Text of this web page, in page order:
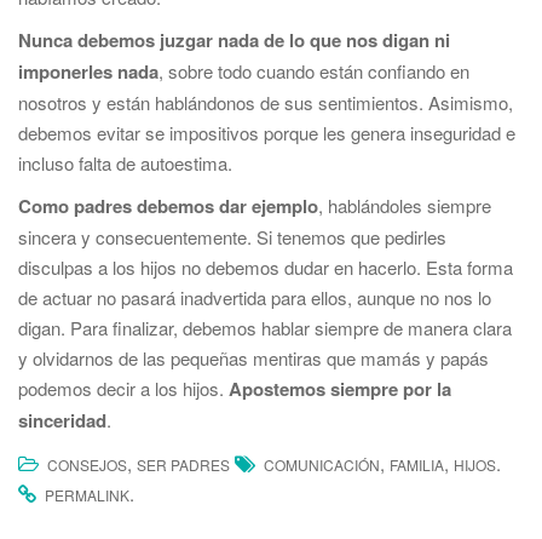
Nunca debemos juzgar nada de lo que nos digan ni
imponerles nada, sobre todo cuando están confiando en
nosotros y están hablándonos de sus sentimientos. Asimismo,
debemos evitar se impositivos porque les genera inseguridad e
incluso falta de autoestima.
Como padres debemos dar ejemplo, hablándoles siempre
sincera y consecuentemente. Si tenemos que pedirles
disculpas a los hijos no debemos dudar en hacerlo. Esta forma
de actuar no pasará inadvertida para ellos, aunque no nos lo
digan. Para finalizar, debemos hablar siempre de manera clara
y olvidarnos de las pequeñas mentiras que mamás y papás
podemos decir a los hijos. Apostemos siempre por la
sinceridad.
CONSEJOS, SER PADRES COMUNICACIÓN, FAMILIA, HIJOS.
PERMALINK.